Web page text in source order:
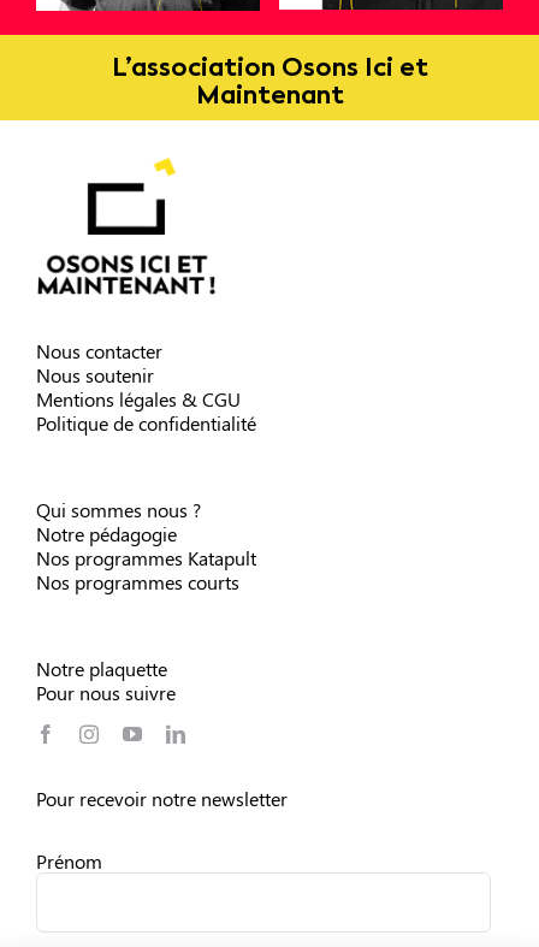
L’association Osons Ici et
Maintenant
Nous contacter
Nous soutenir
Mentions légales & CGU
Politique de confidentialité
Qui sommes nous ?
Notre pédagogie
Nos programmes Katapult
Nos programmes courts
Notre plaquette
Pour nous suivre
Pour recevoir notre newsletter
Prénom